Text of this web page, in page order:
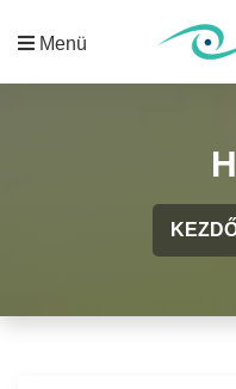
Menü